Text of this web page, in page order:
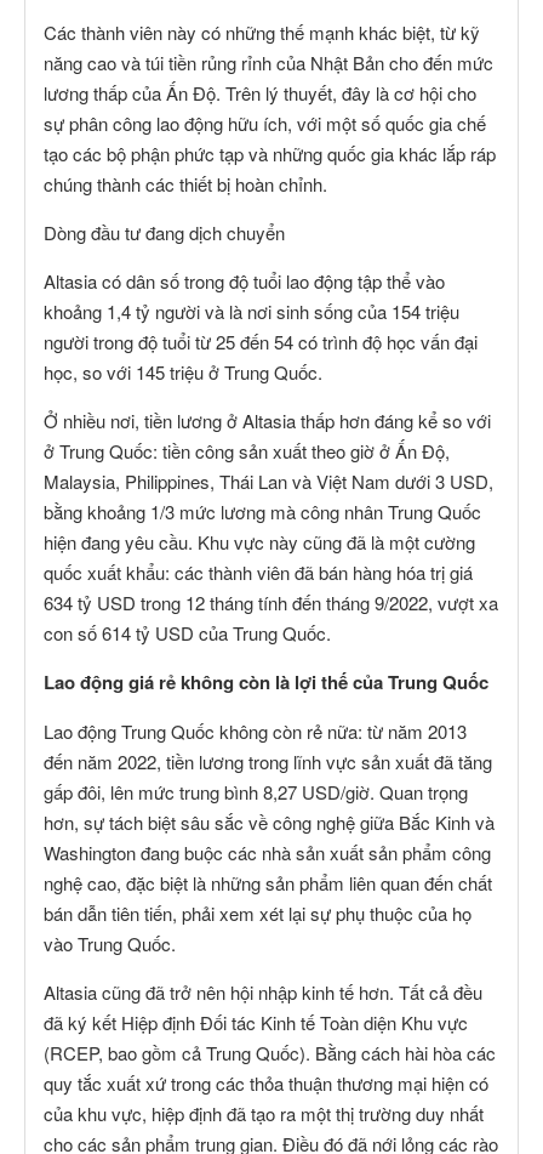
Các thành viên này có những thế mạnh khác biệt, từ kỹ
năng cao và túi tiền rủng rỉnh của Nhật Bản cho đến mức
lương thấp của Ấn Độ. Trên lý thuyết, đây là cơ hội cho
sự phân công lao động hữu ích, với một số quốc gia chế
tạo các bộ phận phức tạp và những quốc gia khác lắp ráp
chúng thành các thiết bị hoàn chỉnh.
Dòng đầu tư đang dịch chuyển
Altasia có dân số trong độ tuổi lao động tập thể vào
khoảng 1,4 tỷ người và là nơi sinh sống của 154 triệu
người trong độ tuổi từ 25 đến 54 có trình độ học vấn đại
học, so với 145 triệu ở Trung Quốc.
Ở nhiều nơi, tiền lương ở Altasia thấp hơn đáng kể so với
ở Trung Quốc: tiền công sản xuất theo giờ ở Ấn Độ,
Malaysia, Philippines, Thái Lan và Việt Nam dưới 3 USD,
bằng khoảng 1/3 mức lương mà công nhân Trung Quốc
hiện đang yêu cầu. Khu vực này cũng đã là một cường
quốc xuất khẩu: các thành viên đã bán hàng hóa trị giá
634 tỷ USD trong 12 tháng tính đến tháng 9/2022, vượt xa
con số 614 tỷ USD của Trung Quốc.
Lao động giá rẻ không còn là lợi thế của Trung Quốc
Lao động Trung Quốc không còn rẻ nữa: từ năm 2013
đến năm 2022, tiền lương trong lĩnh vực sản xuất đã tăng
gấp đôi, lên mức trung bình 8,27 USD/giờ. Quan trọng
hơn, sự tách biệt sâu sắc về công nghệ giữa Bắc Kinh và
Washington đang buộc các nhà sản xuất sản phẩm công
nghệ cao, đặc biệt là những sản phẩm liên quan đến chất
bán dẫn tiên tiến, phải xem xét lại sự phụ thuộc của họ
vào Trung Quốc.
Altasia cũng đã trở nên hội nhập kinh tế hơn. Tất cả đều
đã ký kết Hiệp định Đối tác Kinh tế Toàn diện Khu vực
(RCEP, bao gồm cả Trung Quốc). Bằng cách hài hòa các
quy tắc xuất xứ trong các thỏa thuận thương mại hiện có
của khu vực, hiệp định đã tạo ra một thị trường duy nhất
cho các sản phẩm trung gian. Điều đó đã nới lỏng các rào